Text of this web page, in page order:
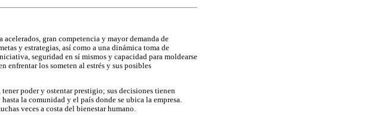
gran competencia y mayor demanda de
y estrategias, así como a una dinámica toma de
seguridad en sí mismos y capacidad para moldearse
enfrentar los someten al estrés y sus posibles
poder y ostentar prestigio; sus decisiones tienen
la comunidad y el país donde se ubica la empresa.
veces a costa del bienestar humano.